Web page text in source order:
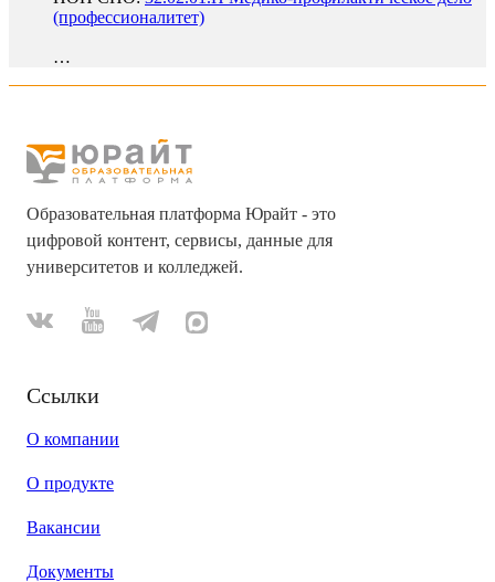
(профессионалитет)
…
Образовательная платформа Юрайт - это
цифровой контент, сервисы, данные для
университетов и колледжей.
Ссылки
О компании
О продукте
Вакансии
Документы